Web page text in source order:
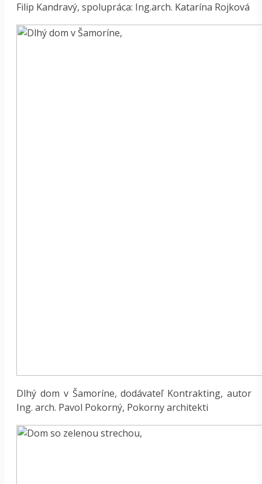
Filip Kandravý, spolupráca: Ing.arch. Katarína Rojková
Dlhý dom v Šamoríne, dodávateľ Kontrakting, autor
Ing. arch. Pavol Pokorný, Pokorny architekti